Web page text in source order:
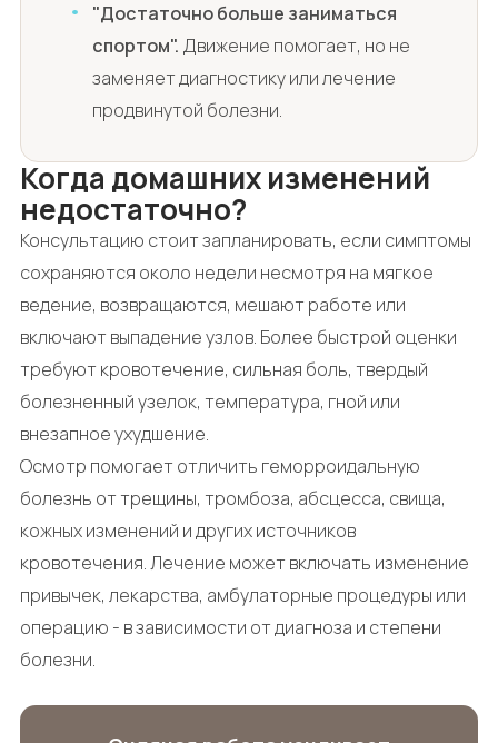
"Достаточно больше заниматься
спортом". Движение помогает, но не
заменяет диагностику или лечение
продвинутой болезни.
Когда домашних изменений
недостаточно?
Консультацию стоит запланировать, если симптомы
сохраняются около недели несмотря на мягкое
ведение, возвращаются, мешают работе или
включают выпадение узлов. Более быстрой оценки
требуют кровотечение, сильная боль, твердый
болезненный узелок, температура, гной или
внезапное ухудшение.
Осмотр помогает отличить геморроидальную
болезнь от трещины, тромбоза, абсцесса, свища,
кожных изменений и других источников
кровотечения. Лечение может включать изменение
привычек, лекарства, амбулаторные процедуры или
операцию - в зависимости от диагноза и степени
болезни.